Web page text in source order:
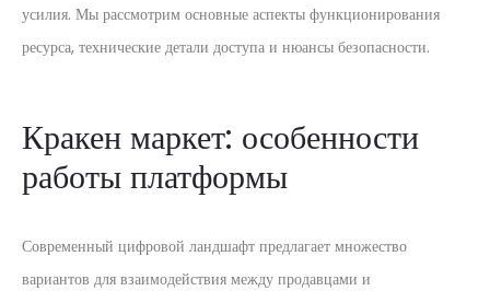
усилия. Мы рассмотрим основные аспекты функционирования
ресурса, технические детали доступа и нюансы безопасности.
Кракен маркет: особенности
работы платформы
Современный цифровой ландшафт предлагает множество
вариантов для взаимодействия между продавцами и